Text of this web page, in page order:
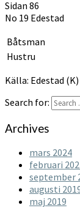
Sidan 86
No 19 Edestad
Båtsman
Hustru
Källa: Edestad (K)
Search for:
Archives
mars 2024
februari
september
augusti
maj 2019